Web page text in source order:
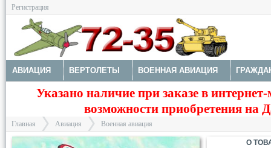
Регистрация
АВИАЦИЯ ВЕРТОЛЕТЫ ВОЕННАЯ АВИАЦИЯ
МОДЕЛИ КОРАБЛЕЙ И ПОДЛОДОК КОСМОС ЗДАНИЯ,
Указано наличие при заказе в
возможности приобретения на
Главная Авиация Военная авиация
О